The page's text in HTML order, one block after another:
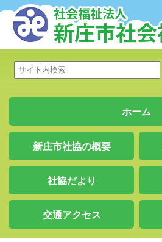
ホーム
新庄市社協の概要
社協だより
交通アクセス